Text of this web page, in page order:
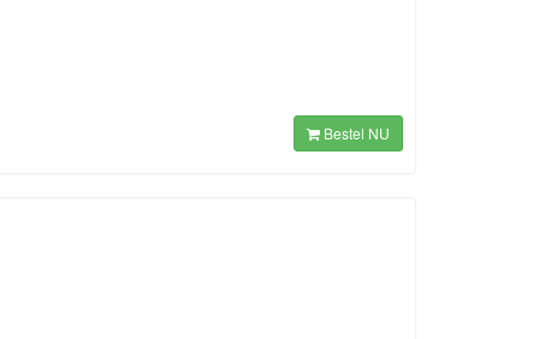
Bestel NU